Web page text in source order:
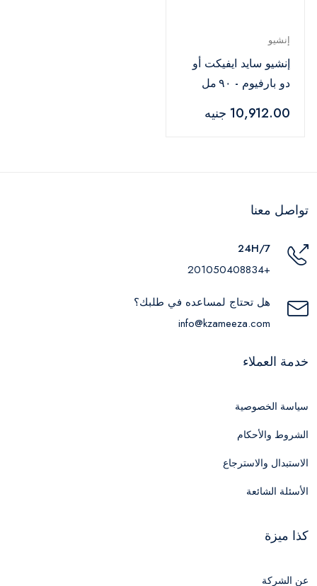
إنشيو
إنشيو سايد ايفيكت أو
دو بارفيوم - ٩٠ مل
10,912.00 جنيه
تواصل معنا
24H/7
+201050408834
هل تحتاج لمساعده في طلبك؟
info@kzameeza.com
خدمة العملاء
سياسة الخصوصية
الشروط والأحكام
الاستبدال والاسترجاع
الأسئلة الشائعة
كذا ميزة
عن الشركة